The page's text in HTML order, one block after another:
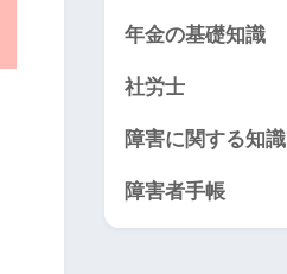
年金の基礎知識
社労士
障害に関する知識
障害者手帳